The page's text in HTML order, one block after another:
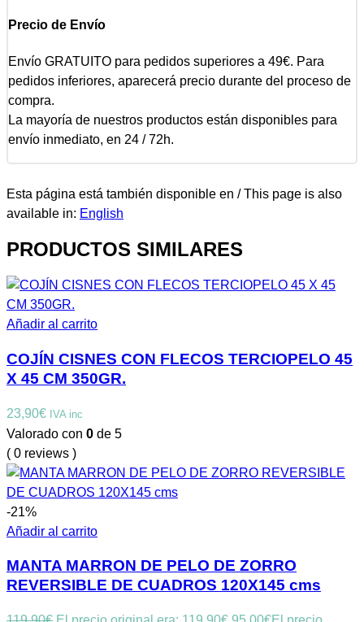
Precio de Envío
Envío GRATUITO para pedidos superiores a 49€. Para
pedidos inferiores, aparecerá precio durante del proceso de
compra.
La mayoría de nuestros productos están disponibles para
envío inmediato, en 24 / 72h.
Esta página está también disponible en / This page is also
available in: English
PRODUCTOS SIMILARES
Añadir al carrito
COJÍN CISNES CON FLECOS TERCIOPELO 45
X 45 CM 350GR.
23,90€ IVA inc
Valorado con 0 de 5
( 0 reviews )
-21%
Añadir al carrito
MANTA MARRON DE PELO DE ZORRO
REVERSIBLE DE CUADROS 120X145 cms